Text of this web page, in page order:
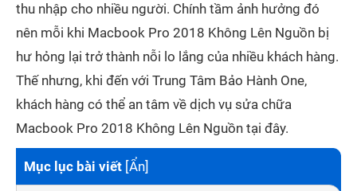
thu nhập cho nhiều người. Chính tầm ảnh hưởng đó
nên mỗi khi Macbook Pro 2018 Không Lên Nguồn bị
hư hỏng lại trở thành nỗi lo lắng của nhiều khách hàng.
Thế nhưng, khi đến với Trung Tâm Bảo Hành One,
khách hàng có thể an tâm về dịch vụ sửa chữa
Macbook Pro 2018 Không Lên Nguồn tại đây.
Mục lục bài viết [Ẩn]